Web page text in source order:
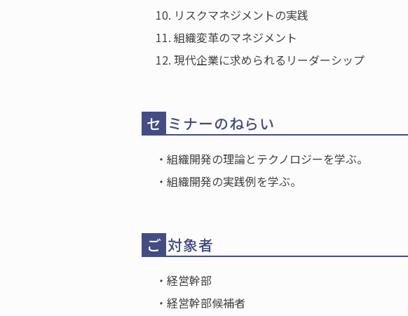
10. リスクマネジメントの実践
11. 組織変革のマネジメント
12. 現代企業に求められるリーダーシップ
セ ミナーのねらい
・組織開発の理論とテクノロジーを学ぶ。
・組織開発の実践例を学ぶ。
ご 対象者
・経営幹部
・経営幹部候補者